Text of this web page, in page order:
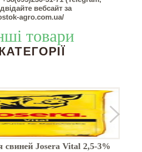
вебсайт за
agro.com.ua/
товари
свиней Josera Vital 2,5-3%